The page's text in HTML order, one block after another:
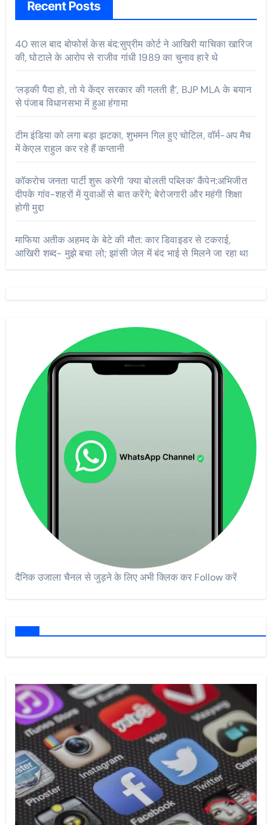
Recent Posts
40 साल बाद बोफोर्स केस बंद:सुप्रीम कोर्ट ने आखिरी याचिका खारिज
की, घोटाले के आरोप से राजीव गांधी 1989 का चुनाव हारे थे
‘लड़की पैदा हो, तो ये केंद्र सरकार की गलती है’, BJP MLA के बयान
से पंजाब विधानसभा में हुआ हंगामा
टीम इंडिया को लगा बड़ा झटका, शुभमन गिल हुए चोटिल, वॉर्म-अप मैच
में केएल राहुल कर रहे हैं कप्तानी
कॉकरोच जनता पार्टी शुरू करेगी ‘क्या बोलती पब्लिक’ कैंपेन:अभिजीत
दीपके गांव-शहरों में युवाओं से बात करेंगे; बेरोजगारी और महंगी शिक्षा
होगी मुद्दा
माफिया अतीक अहमद के बेटे की मौत: कार डिवाइडर से टकराई,
आखिरी शब्द- मुझे बचा लो; झांसी जेल में बंद भाई से मिलने जा रहा था
दैनिक उजाला चैनल से जुड़ने के लिए अभी क्लिक कर Follow करें